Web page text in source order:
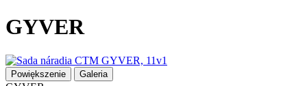
GYVER
Powiększenie Galeria